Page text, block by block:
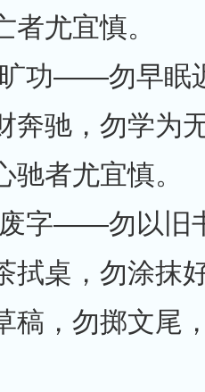
者尤宜慎。
——勿早眠迟
奔驰，勿学为
驰者尤宜慎。
——勿以旧书
拭桌，勿涂抹
稿，勿掷文尾